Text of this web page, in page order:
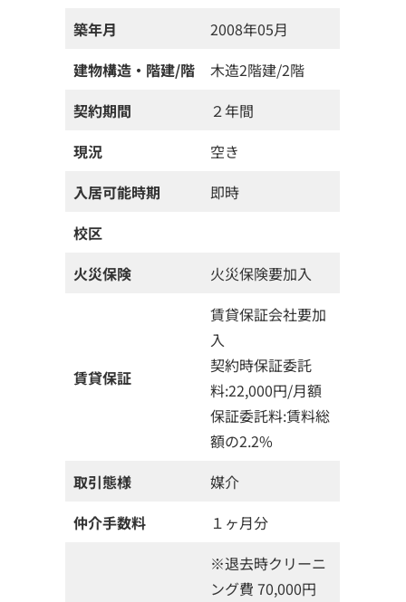
築年月
2008年05月
建物構造・階建/階
木造2階建/2階
契約期間
２年間
現況
空き
入居可能時期
即時
校区
火災保険
火災保険要加入
賃貸保証
賃貸保証会社要加
入
契約時保証委託
料:22,000円/月額
保証委託料:賃料総
額の2.2%
取引態様
媒介
仲介手数料
１ヶ月分
※退去時クリーニ
ング費 70,000円